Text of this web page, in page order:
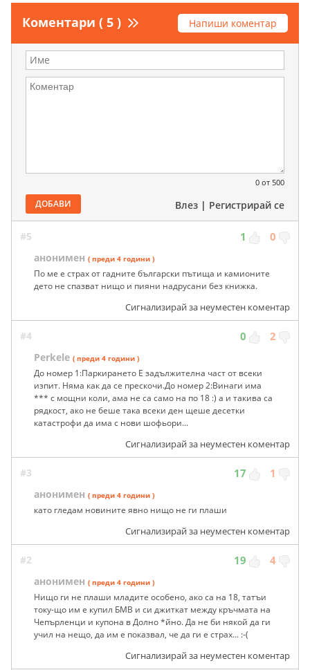
Коментари ( 5 ) Напиши коментар
0 от 500
ДОБАВИ Влез | Регистрирай се
#5 1 0
анонимен ( преди 4 години )
По ме е страх от гадните български пътища и камионите
дето не спазват нищо и пияни надрусани без книжка.
Сигнализирай за неуместен коментар
#4 0 2
Perkele ( преди 4 години )
До номер 1:Паркирането Е задължителна част от всеки
изпит. Няма как да се прескочи.До номер 2:Винаги има
*** с мощни коли, ама не са само на по 18 :) а и такива са
рядкост, ако не беше така всеки ден щеше десетки
катастрофи да има с нови шофьори...
Сигнализирай за неуместен коментар
#3 17 1
анонимен ( преди 4 години )
като гледам новините явно нищо не ги плаши
Сигнализирай за неуместен коментар
#2 19 4
анонимен ( преди 4 години )
Нищо ги не плаши младите особено, ако са на 18, татъи
току-що им е купил БМВ и си джиткат между кръчмата на
Чепърленци и купона в Долно *йно. Да не би някой да ги
учил на нещо, да им е показвал, че да ги е страх... :-(
Сигнализирай за неуместен коментар